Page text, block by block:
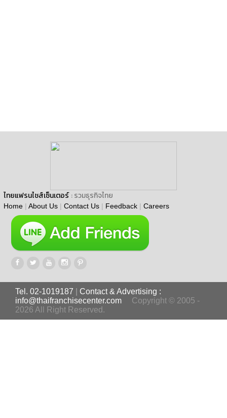
ไทยแฟรนไชส์เซ็นเตอร์ : รวมธุรกิจไทย
Home | About Us | Contact Us | Feedback | Careers
Tel. 02-1019187
Contact & Advertising :
info@thaifranchisecenter.com
Copyright © 2005 -
2026 All Right Reserved.